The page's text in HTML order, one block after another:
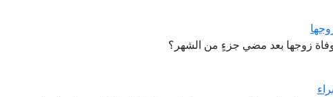
زوجها بعد مضي جزءٍ من الشهر؟